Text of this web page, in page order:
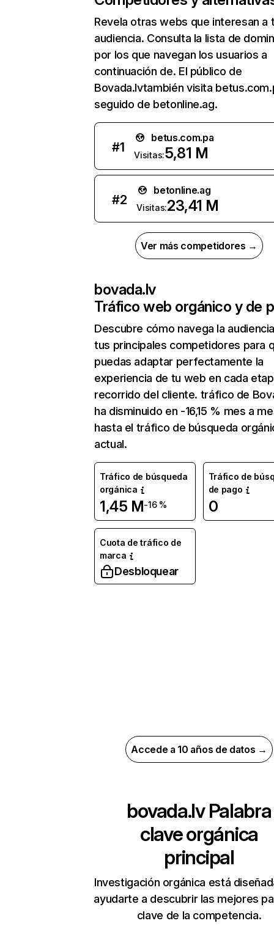
Revela otras webs que interesan a
audiencia. Consulta la lista de
por los que navegan los usuarios a
continuación de. El público de
Bovada.lvtambién visita
seguido de betonline.ag.
#1
betus.com.pa
Visitas:5,81 M
#2
betonline.ag
Visitas:23,41 M
Ver más competidores →
bovada.lv
Tráfico web orgánico y de
Descubre cómo navega la
tus principales competidores para
puedas adaptar perfectamente la
experiencia de tu web en cada
recorrido del cliente. tráfico de
ha disminuido en -16,15 % mes a
hasta el tráfico de búsqueda
actual.
Tráfico de búsqueda
orgánica
1,45 M-16 %
Tráfico de
de pago
0
Cuota de tráfico de
marca
Desbloquear
Accede a 10 años de datos →
bovada.lvPalabra
clave orgánica
principal
Investigación orgánica está
ayudarte a descubrir las mejores
clave de la competencia.